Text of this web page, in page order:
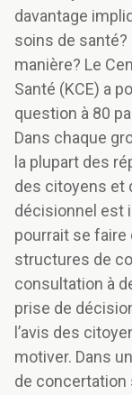
davantage
soins de santé?
manière? Le
Santé (KCE) a
question à 80
Dans chaque
la plupart des
des citoyens et
décisionnel est
pourrait se
structures de
consultation à
prise de
l’avis des
motiver. Dans
de concertation